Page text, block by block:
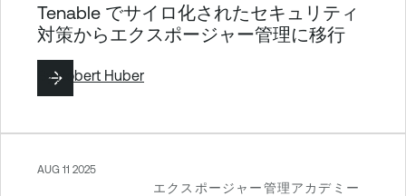
Tenable でサイロ化されたセキュリティ
対策からエクスポージャー管理に移行
ByRobert Huber
エクスポージャー管理アカデミー
AUG 11 2025